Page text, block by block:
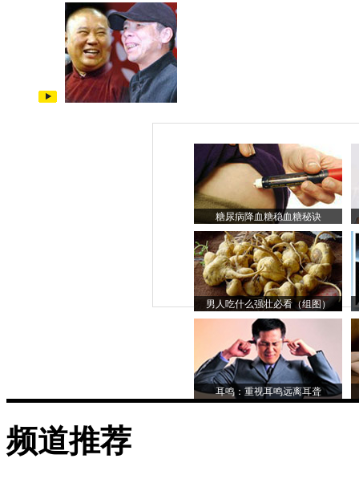
糖尿病降血糖稳血糖秘诀
男人吃什么强壮必看（组图）
耳鸣：重视耳鸣远离耳聋
频道推荐